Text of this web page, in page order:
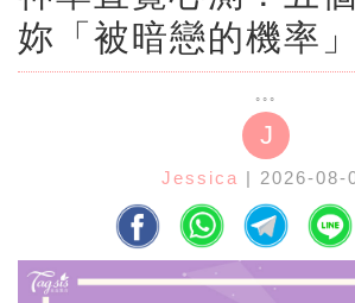
妳「被暗戀的機率
J
Jessica | 2026-08-